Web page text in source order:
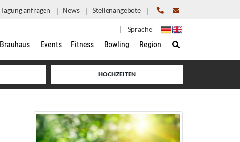
Tagung anfragen News Stellenangebote
Sprache:
Brauhaus Events Fitness Bowling Region
HOCHZEITEN